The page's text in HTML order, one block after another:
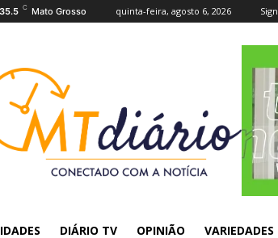
35.5 C Mato Grosso quinta-feira, agosto 6, 2026
DIÁRIO TV OPINIÃO VARIEDADES